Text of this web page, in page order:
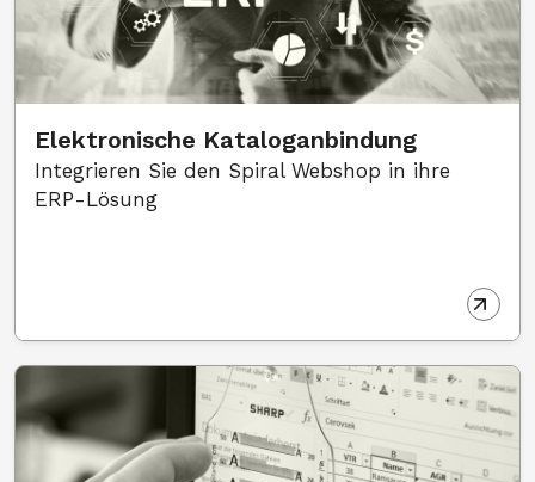
Elektronische Kataloganbindung
Integrieren Sie den Spiral Webshop in ihre
ERP-Lösung